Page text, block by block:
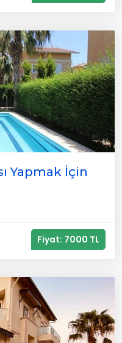
Yapmak İçin
Fiyat: 7000 TL